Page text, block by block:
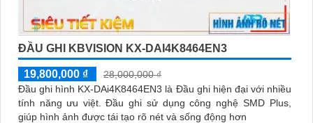
ĐẦU GHI KBVISION KX-DAI4K8464EN3
19,800,000 ₫
28,000,000 ₫
Đầu ghi hình KX-DAi4K8464EN3 là Đầu ghi hiện đại với nhiều
tính năng ưu việt. Đầu ghi sử dụng công nghệ SMD Plus,
giúp hình ảnh được tái tạo rõ nét và sống động hơn